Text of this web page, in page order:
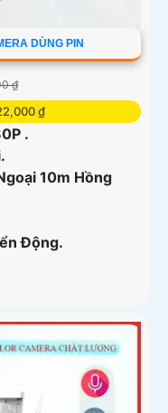
DÙNG PIN
₫
₫
.
10m Hồng
Động.